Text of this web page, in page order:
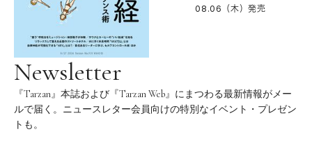
08.06（木）発売
Newsletter
『Tarzan』本誌および『Tarzan Web』にまつわる最新情報がメー
ルで届く。ニュースレター会員向けの特別なイベント・プレゼン
トも。